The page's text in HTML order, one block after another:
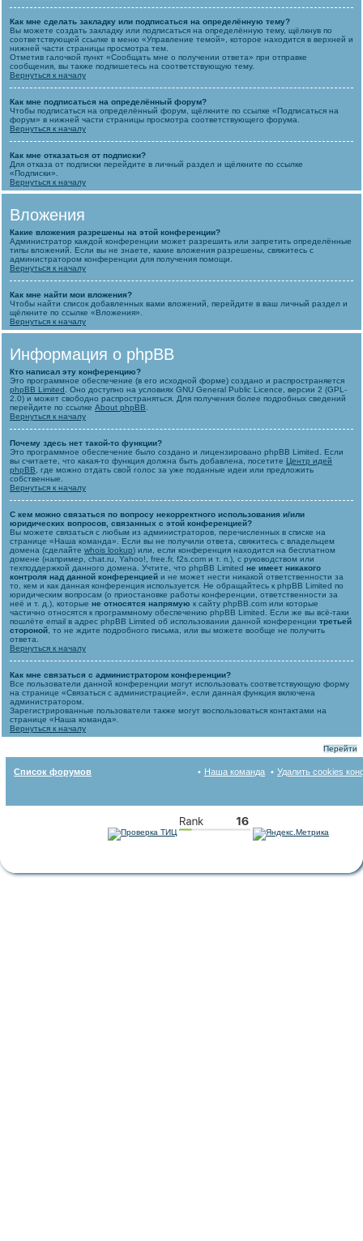
Как мне сделать закладку или подписаться на определённую тему?
Вы можете создать закладку или подписаться на определённую тему, щёлкнув по
соответствующей ссылке в меню «Управление темой», которое находится в верхней и
нижней части страницы просмотра тем.
Отметив галочкой пункт «Сообщать мне о получении ответа» при отправке
сообщения, вы также подпишетесь на соответствующую тему.
Вернуться к началу
Как мне подписаться на определённый форум?
Чтобы подписаться на определённый форум, щёлкните по ссылке «Подписаться на
форум» в нижней части страницы просмотра соответствующего форума.
Вернуться к началу
Как мне отказаться от подписки?
Для отказа от подписки перейдите в личный раздел и щёлкните по ссылке
«Подписки».
Вернуться к началу
Вложения
Какие вложения разрешены на этой конференции?
Администратор каждой конференции может разрешить или запретить определённые
типы вложений. Если вы не знаете, какие вложения разрешены, свяжитесь с
администратором конференции для получения помощи.
Вернуться к началу
Как мне найти мои вложения?
Чтобы найти список добавленных вами вложений, перейдите в ваш личный раздел и
щёлкните по ссылке «Вложения».
Вернуться к началу
Информация о phpBB
Кто написал эту конференцию?
Это программное обеспечение (в его исходной форме) создано и распространяется
phpBB Limited . Оно доступно на условиях GNU General Public Licence, версии 2 (GPL-
2.0) и может свободно распространяться. Для получения более подробных сведений
перейдите по ссылке About phpBB
Вернуться к началу
Почему здесь нет такой-то функции?
Это программное обеспечение было создано и лицензировано phpBB Limited. Если
вы считаете, что какая-то функция должна быть добавлена, посетите Центр идей
phpBB , где можно отдать свой голос за уже поданные идеи или предложить
собственные.
Вернуться к началу
С кем можно связаться по вопросу некорректного использования и/или
юридических вопросов, связанных с этой конференцией?
Вы можете связаться с любым из администраторов, перечисленных в списке на
странице «Наша команда». Если вы не получили ответа, свяжитесь с владельцем
домена (сделайте whois lookup) или, если конференция находится на бесплатном
домене (например, chat.ru, Yahoo!, free.fr, f2s.com и т. п.), с руководством или
техподдержкой данного домена. Учтите, что phpBB Limited не имеет никакого
контроля над данной конференцией и не может нести никакой ответственности за
то, кем и как данная конференция используется. Не обращайтесь к phpBB Limited по
юридическим вопросам (о приостановке работы конференции, ответственности за
неё и т. д.), которые не относятся напрямую к сайту phpBB.com или которые
частично относятся к программному обеспечению phpBB Limited. Если же вы всё-таки
пошлёте email в адрес phpBB Limited об использовании данной конференции третьей
стороной , то не ждите подробного письма, или вы можете вообще не получить
ответа.
Вернуться к началу
Как мне связаться с администратором конференции?
Все пользователи данной конференции могут использовать соответствующую форму
на странице «Связаться с администрацией», если данная функция включена
администратором.
Зарегистрированные пользователи также могут воспользоваться контактами на
странице «Наша команда».
Вернуться к началу
Перейти
Список форумов Удалить cookies
Наша команда